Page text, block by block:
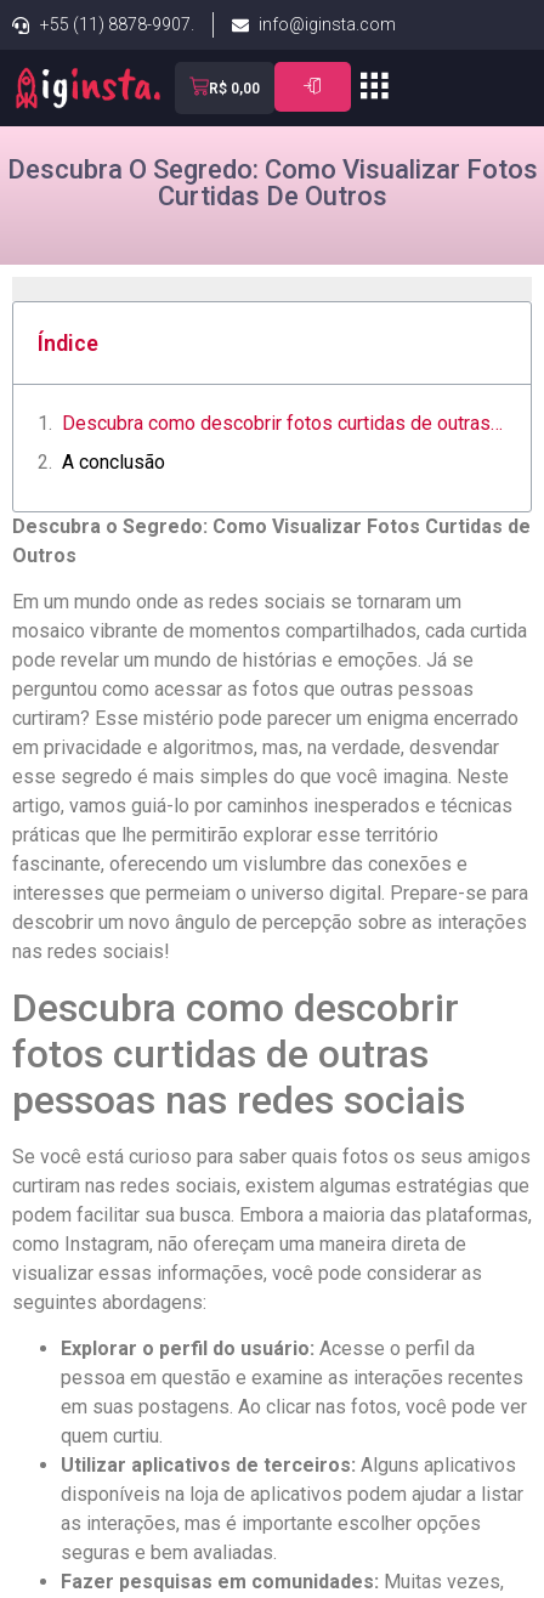
+55 (11) 8878-9907. info@iginsta.com
R$ 0,00
Descubra O Segredo: Como Visualizar Fotos
Curtidas De Outros
Índice
Descubra como descobrir fotos curtidas de outras pessoas nas redes sociais
A conclusão
Descubra⁣ o Segredo: Como Visualizar Fotos Curtidas de
Outros
Em um‍ mundo onde as redes sociais se tornaram um
mosaico⁤ vibrante de momentos compartilhados, cada curtida
‌pode revelar um mundo de histórias e emoções. Já se
perguntou como acessar​ as fotos ⁤que outras ⁢pessoas
curtiram? Esse mistério pode parecer um ‍enigma encerrado‌
em privacidade e algoritmos, mas, na verdade, desvendar
esse segredo é mais simples do que você imagina. Neste
artigo, ⁣vamos guiá-lo por caminhos inesperados e técnicas
práticas⁤ que lhe permitirão ‍explorar ⁤esse território
fascinante, oferecendo um vislumbre‌ das conexões e
interesses que permeiam⁤ o⁢ universo digital. ​Prepare-se ⁣para
descobrir um ⁤novo ângulo ⁣de percepção sobre as interações⁤
nas redes sociais!
Descubra como descobrir
fotos curtidas de outras
pessoas nas redes sociais
Se você está curioso ⁣para saber quais fotos os seus amigos
curtiram nas redes sociais, ⁣existem algumas estratégias que
podem facilitar sua ⁤busca. Embora a maioria das plataformas,
como Instagram, não ofereçam uma⁣ maneira direta de
visualizar essas ‌informações, você pode considerar as
⁢seguintes abordagens:
Explorar o ‍perfil do usuário: Acesse o perfil ⁢da⁣
pessoa ⁤em questão e examine as interações recentes
em suas postagens.‍ Ao ‍clicar nas fotos, você pode ver
quem curtiu.
Utilizar aplicativos de terceiros: Alguns⁣ aplicativos
disponíveis na loja de aplicativos podem​ ajudar a listar
⁢as interações, mas​ é⁣ importante ​escolher opções
seguras e bem avaliadas.
Fazer pesquisas em comunidades: Muitas vezes,